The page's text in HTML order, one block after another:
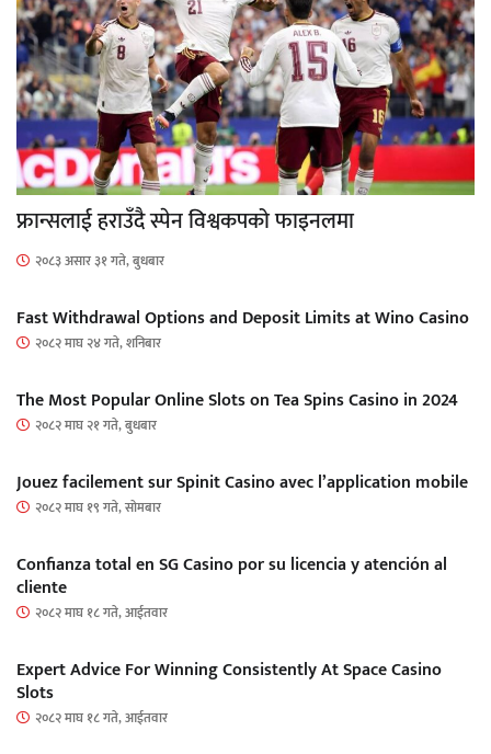
फ्रान्सलाई हराउँदै स्पेन विश्वकपको फाइनलमा
२०८३ असार ३१ गते, बुधबार
Fast Withdrawal Options and Deposit Limits at Wino Casino
२०८२ माघ २४ गते, शनिबार
The Most Popular Online Slots on Tea Spins Casino in 2024
२०८२ माघ २१ गते, बुधबार
Jouez facilement sur Spinit Casino avec l’application mobile
२०८२ माघ १९ गते, सोमबार
Confianza total en SG Casino por su licencia y atención al
cliente
२०८२ माघ १८ गते, आईतवार
Expert Advice For Winning Consistently At Space Casino
Slots
२०८२ माघ १८ गते, आईतवार